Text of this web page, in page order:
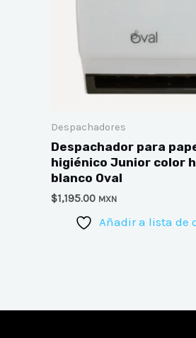
Despachadores
Despachador para
higiénico Junior color
blanco Oval
$1,195.00 MXN
Añadir a lista de